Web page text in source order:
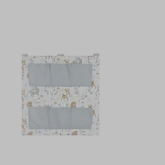
větší
hraček a oblečení
si radost novým
často najde